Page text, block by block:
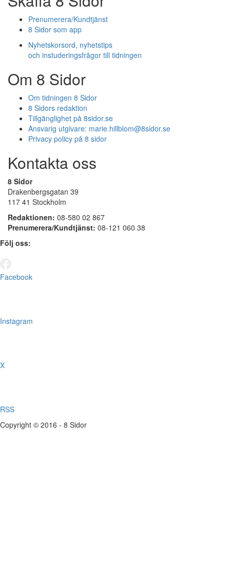
Prenumerera/Kundtjänst
8 Sidor som app
Nyhetskorsord, nyhetstips
och instuderingsfrågor till tidningen
Om 8 Sidor
Om tidningen 8 Sidor
8 Sidors redaktion
Tillgänglighet på 8sidor.se
Ansvarig utgivare: marie.hillblom@8sidor.se
Privacy policy på 8 sidor
Kontakta oss
8 Sidor
Drakenbergsgatan 39
117 41 Stockholm
Redaktionen: 08-580 02 867
Prenumerera/Kundtjänst: 08-121 060 38
Följ oss:
Facebook
Instagram
X
RSS
Copyright © 2016 - 8 Sidor